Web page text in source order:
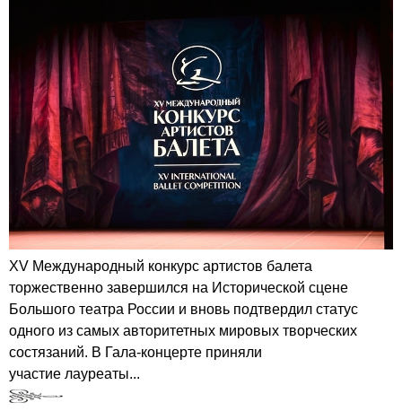
XV Международный конкурс артистов балета
торжественно завершился на Исторической сцене
Большого театра России и вновь подтвердил статус
одного из самых авторитетных мировых творческих
состязаний. В Гала-концерте приняли
участие лауреаты...